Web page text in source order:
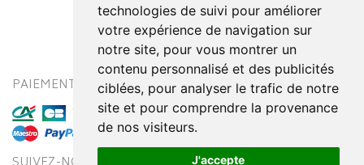
technologies de suivi pour améliorer
votre expérience de navigation sur
notre site, pour vous montrer un
contenu personnalisé et des publicités
ciblées, pour analyser le trafic de notre
site et pour comprendre la provenance
de nos visiteurs.
J'accepte
PAIEMENT SÉCURISÉ MODES DE LIVRAISON